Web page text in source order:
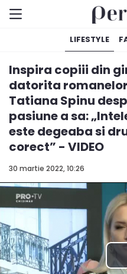
LIFESTYLE
30 martie 2022, 10:26
Inspira copiii din
datorita romanelor
Tatiana Spinu
pasiune a sa:
este degeaba si
corect” - VIDEO